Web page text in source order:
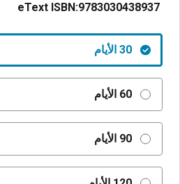
eText ISBN:9783030438937
30 الأيام
60 الأيام
90 الأيام